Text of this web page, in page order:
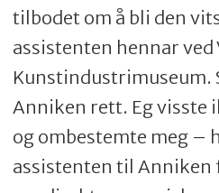
tilbodet om å bli den
assistenten hennar ved
Kunstindustrimuseum.
Anniken rett. Eg visste
og ombestemte meg –
assistenten til Anniken